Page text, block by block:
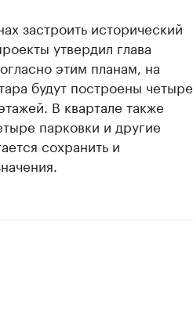
застроить исторический
утвердил глава
этим планам, на
будут построены четыре
В квартале также
парковки и другие
сохранить и